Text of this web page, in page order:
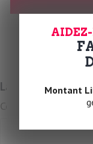
r
Laissez un
Commentaire
Montant